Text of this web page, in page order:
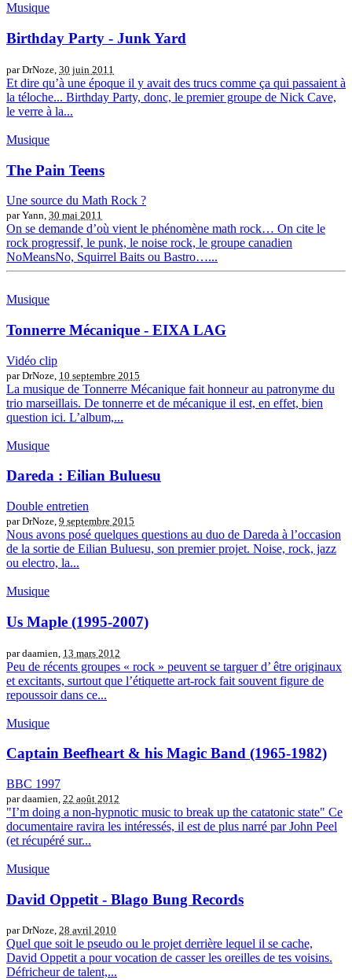
Musique
Birthday Party - Junk Yard
par DrNoze, 30 juin 2011
Et dire qu’à une époque il y avait des trucs comme ça qui passaient à
la téloche... Birthday Party, donc, le premier groupe de Nick Cave,
le verre à la...
Musique
The Pain Teens
Une source du Math Rock ?
par Yann, 30 mai 2011
On se demande d’où vient le phénomène math rock… On cite le
rock progressif, le punk, le noise rock, le groupe canadien
NoMeansNo, Squirrel Baits ou Bastro…...
Musique
Tonnerre Mécanique - EIXA LAG
Vidéo clip
par DrNoze, 10 septembre 2015
La musique de Tonnerre Mécanique fait honneur au patronyme du
trio marseillais. De tonnerre et de mécanique il est, en effet, bien
question ici. L’album,...
Musique
Dareda : Eilian Buluesu
Double entretien
par DrNoze, 9 septembre 2015
Nous avons posé quelques questions au duo de Dareda à l’occasion
de la sortie de Eilian Buluesu, son premier projet. Noise, rock, jazz
ou electro, la...
Musique
Us Maple (1995-2007)
par daamien, 13 mars 2012
Peu de récents groupes « rock » peuvent se targuer d’ être originaux
et excitants, surtout que l’étiquette art-rock fait souvent figure de
repoussoir dans ce...
Musique
Captain Beefheart & his Magic Band (1965-1982)
BBC 1997
par daamien, 22 août 2012
"I’m doing a non-hypnotic music to break up the catatonic state" Ce
documentaire ravira les intéressés, il est de plus narré par John Peel
(et récupéré sur...
Musique
David Oppetit - Blago Bung Records
par DrNoze, 28 avril 2010
Quel que soit le pseudo ou le projet derrière lequel il se cache,
David Oppetit a pour vocation de casser les oreilles de tes voisins.
Défricheur de talent,...